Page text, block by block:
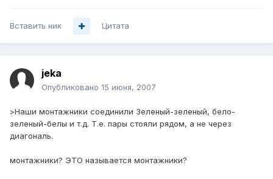
Вставить ник Цитата
jeka
Опубликовано 15 июня, 2007
>Наши монтажники соединили Зеленый-зеленый, бело-
зеленый-белы и т.д. Т.е. пары стояли рядом, а не через
диагональ.
монтажники? ЭТО называется монтажники?